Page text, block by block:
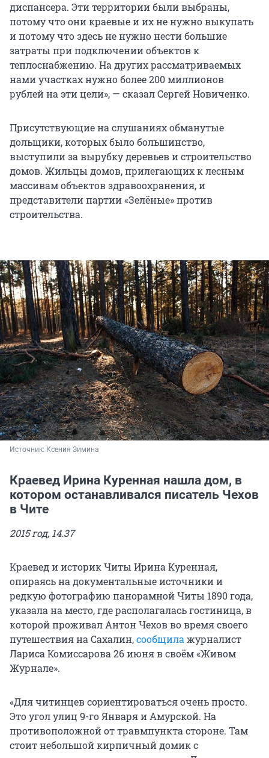
диспансера. Эти территории были выбраны,
потому что они краевые и их не нужно выкупать
и потому что здесь не нужно нести большие
затраты при подключении объектов к
теплоснабжению. На других рассматриваемых
нами участках нужно более 200 миллионов
рублей на эти цели», — сказал Сергей Новиченко.
Присутствующие на слушаниях обманутые
дольщики, которых было большинство,
выступили за вырубку деревьев и строительство
домов. Жильцы домов, прилегающих к лесным
массивам объектов здравоохранения, и
представители партии «Зелёные» против
строительства.
Источник: Ксения Зимина
Краевед Ирина Куренная нашла дом, в
котором останавливался писатель Чехов
в Чите
2015 год, 14.37
Краевед и историк Читы Ирина Куренная,
опираясь на документальные источники и
редкую фотографию панорамной Читы 1890 года,
указала на место, где располагалась гостиница, в
которой проживал Антон Чехов во время своего
путешествия на Сахалин,сообщилажурналист
Лариса Комиссарова 26 июня в своём «Живом
Журнале».
«Для читинцев сориентироваться очень просто.
Это угол улиц 9-го Января и Амурской. На
противоположной от травмпункта стороне. Там
стоит небольшой кирпичный домик с